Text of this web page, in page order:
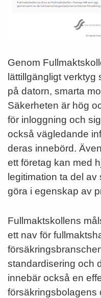
Genom
lättillgängligt
på datorn, smarta
Säkerheten är hög
för inloggning och
också vägledande
deras innebörd.
ett företag kan med
legitimation ta del
göra i egenskap av
Fullmaktskollens
ett nav för
standardisering och
innebär också en
försäkringsbolagens